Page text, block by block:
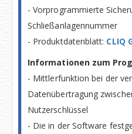
- Vorprogrammierte
Schließanlagennummer
- Produktdatenblatt: CLIQ
Informationen zum
- Mittlerfunktion bei der
Datenübertragung
Nutzerschlüssel
- Die in der Software